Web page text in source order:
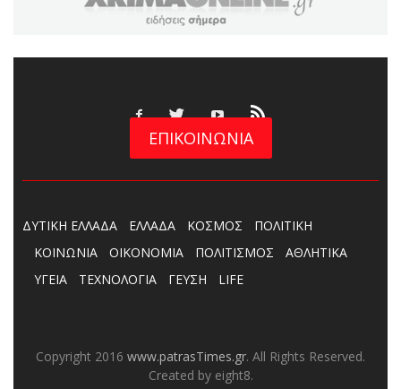
ΕΠΙΚΟΙΝΩΝΙΑ
ΔΥΤΙΚΗ ΕΛΛΑΔΑ ΕΛΛΑΔΑ ΚΟΣΜΟΣ
ΠΟΛΙΤΙΚΗ
ΚΟΙΝΩΝΙΑ
ΟΙΚΟΝΟΜΙΑ ΠΟΛΙΤΙΣΜΟΣ
ΑΘΛΗΤΙΚΑ
ΥΓΕΙΑ
ΤΕΧΝΟΛΟΓΙΑ ΓΕΥΣΗ LIFE
Copyright 2016 www.patrasTimes.gr. All Rights Reserved.
Created by eight8.